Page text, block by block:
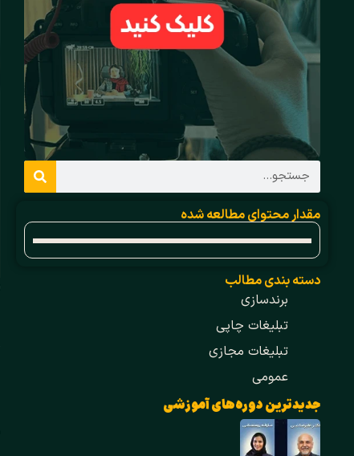
مقدار محتوای مطالعه شده
دسته بندی مطالب
برندسازی
تبلیغات چاپی
تبلیغات مجازی
عمومی
جدیدترین دوره‌های آموزشی